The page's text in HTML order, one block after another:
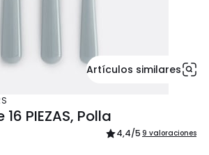
Artículos similares
PIEZAS, Polla
4,4/5 9 valoraciones